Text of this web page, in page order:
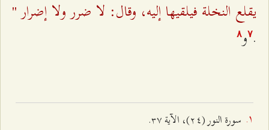
يقلع النخلة فيلقيها إليه، وقال: لا ضرر ولا إضرار "
.۷و۸
سورة النور (٢٤)، الآية ٣۷.